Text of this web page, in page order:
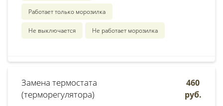
Работает только морозилка
Не выключается Не работает морозилка
Замена термостата
(терморегулятора)
460
руб.